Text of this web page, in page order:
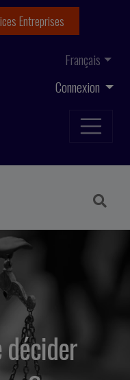
Connexion
Français
Entreprises
décider